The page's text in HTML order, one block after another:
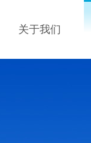
关于我们